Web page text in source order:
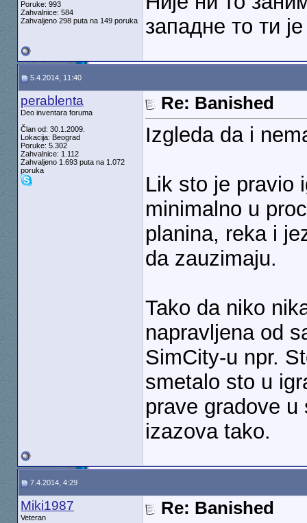
Poruke: 993
Zahvalnice: 584
Zahvaljeno 298 puta na 149 poruka
западне то ти
5.4.2014, 11:40
perablenta
Deo inventara foruma
Član od: 30.1.2009.
Lokacija: Beograd
Poruke: 5.302
Zahvalnice: 1.112
Zahvaljeno 1.693 puta na 1.072
poruka
Re: Banished
Izgleda da i
Lik sto je pravio
minimalno u
planina, reka i
da zauzimaju.
Tako da niko
napravljena od
SimCity-u npr.
smetalo sto u
prave gradove
izazova tako.
7.4.2014, 4:29
Miki1987
Veteran
Re: Banished